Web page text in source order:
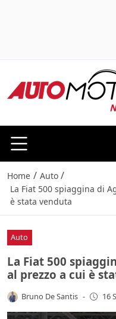
Home / Auto /
La Fiat 500 spiaggina di
è stata venduta
Auto
La Fiat 500
al prezzo a cui è
Bruno De Santis - 16